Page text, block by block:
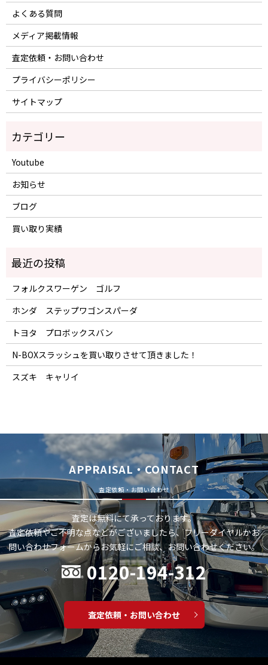
よくある質問
メディア掲載情報
査定依頼・お問い合わせ
プライバシーポリシー
サイトマップ
Youtube
お知らせ
ブログ
買い取り実績
フォルクスワーゲン ゴルフ
ホンダ ステップワゴンスパーダ
トヨタ プロボックスバン
N-BOXスラッシュを買い取りさせて頂きました！
スズキ キャリイ
APPRAISAL・CONTACT
査定依頼・お問い合わせ
査定は無料にて承っております。
査定依頼やご不明な点などがございましたら、フリーダイヤルかお
問い合わせフォームからお気軽にご相談、お問い合わせください。
0120-194-312
査定依頼・お問い合わせ